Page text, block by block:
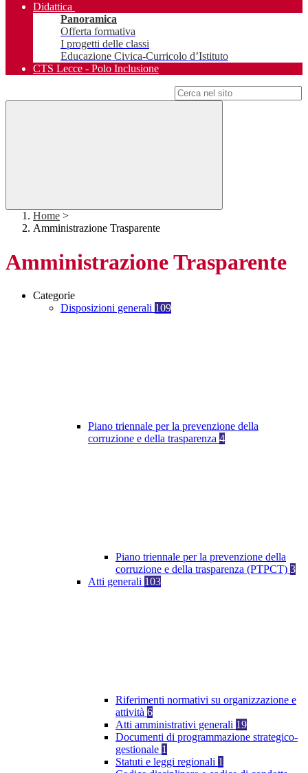
Didattica
Panoramica
Offerta formativa
I progetti delle classi
Educazione Civica-Curricolo d’Istituto
CTS Lecce - Polo Inclusione
Home >
Amministrazione Trasparente
Amministrazione Trasparente
Categorie
Disposizioni generali 109
Piano triennale per la prevenzione della
corruzione e della trasparenza 4
Piano triennale per la prevenzione della
corruzione e della trasparenza (PTPCT) 3
Atti generali 103
Riferimenti normativi su organizzazione e
attività 6
Atti amministrativi generali 19
Documenti di programmazione strategico-
gestionale 1
Statuti e leggi regionali 1